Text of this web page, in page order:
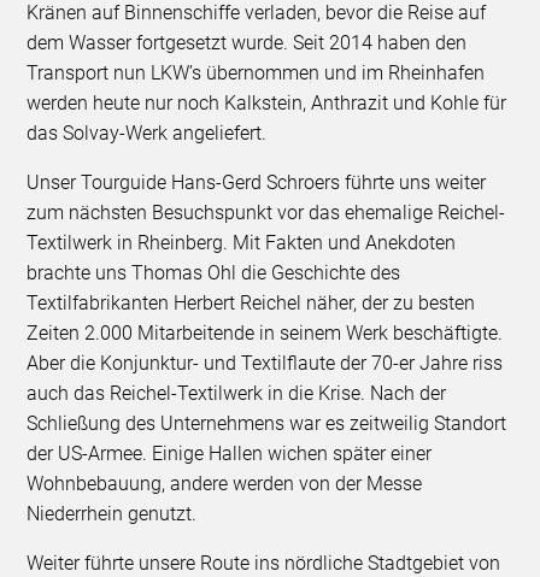
Kränen auf Binnenschiffe verladen, bevor die Reise auf
dem Wasser fortgesetzt wurde. Seit 2014 haben den
Transport nun LKW’s übernommen und im Rheinhafen
werden heute nur noch Kalkstein, Anthrazit und Kohle für
das Solvay-Werk angeliefert.
Unser Tourguide Hans-Gerd Schroers führte uns weiter
zum nächsten Besuchspunkt vor das ehemalige Reichel-
Textilwerk in Rheinberg. Mit Fakten und Anekdoten
brachte uns Thomas Ohl die Geschichte des
Textilfabrikanten Herbert Reichel näher, der zu besten
Zeiten 2.000 Mitarbeitende in seinem Werk beschäftigte.
Aber die Konjunktur- und Textilflaute der 70-er Jahre riss
auch das Reichel-Textilwerk in die Krise. Nach der
Schließung des Unternehmens war es zeitweilig Standort
der US-Armee. Einige Hallen wichen später einer
Wohnbebauung, andere werden von der Messe
Niederrhein genutzt.
Weiter führte unsere Route ins nördliche Stadtgebiet von